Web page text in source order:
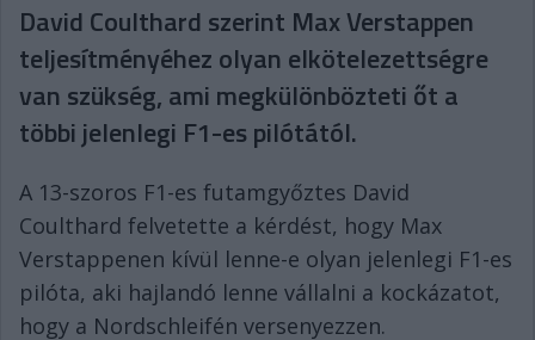
David Coulthard szerint Max Verstappen
teljesítményéhez olyan elkötelezettségre
van szükség, ami megkülönbözteti őt a
többi jelenlegi F1-es pilótától.
A 13-szoros F1-es futamgyőztes David
Coulthard felvetette a kérdést, hogy Max
Verstappenen kívül lenne-e olyan jelenlegi F1-es
pilóta, aki hajlandó lenne vállalni a kockázatot,
hogy a Nordschleifén versenyezzen.